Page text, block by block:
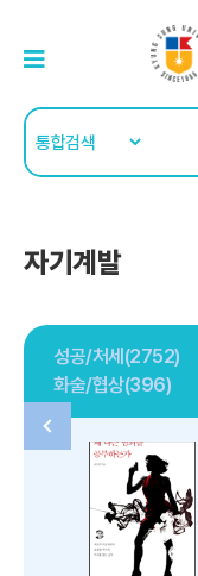
자기계발
성공/처세(2752)
화술/협상(396)